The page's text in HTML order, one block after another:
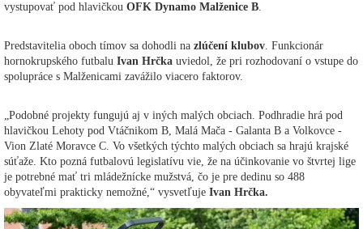
vystupovať pod hlavičkou OFK Dynamo Malženice B.
Predstavitelia oboch tímov sa dohodli na zlúčení klubov. Funkcionár
hornokrupského futbalu Ivan Hrčka uviedol, že pri rozhodovaní o vstupe do
spolupráce s Malženicami zavážilo viacero faktorov.
„Podobné projekty fungujú aj v iných malých obciach. Podhradie hrá pod
hlavičkou Lehoty pod Vtáčnikom B, Malá Mača - Galanta B a Volkovce -
Vion Zlaté Moravce C. Vo všetkých týchto malých obciach sa hrajú krajské
súťaže. Kto pozná futbalovú legislatívu vie, že na účinkovanie vo štvrtej lige
je potrebné mať tri mládežnícke mužstvá, čo je pre dedinu so 488
obyvateľmi prakticky nemožné,“ vysvetľuje Ivan Hrčka.